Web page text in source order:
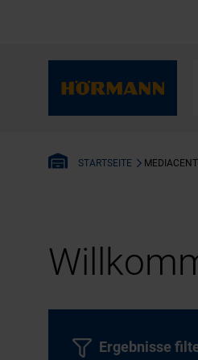
STARTSEITE
Ergebnisse